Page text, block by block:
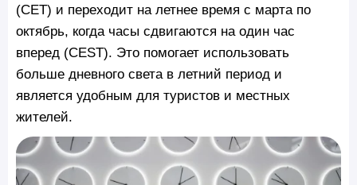
(CET) и переходит на летнее время с марта по
октябрь, когда часы сдвигаются на один час
вперед (CEST). Это помогает использовать
больше дневного света в летний период и
является удобным для туристов и местных
жителей.